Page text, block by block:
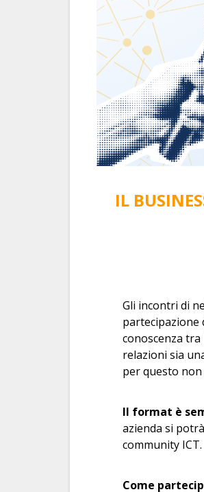
IL
Gli incontri di
partecipazione
conoscenza
relazioni sia
per questo
Il format è
azienda si
community ICT.
Come